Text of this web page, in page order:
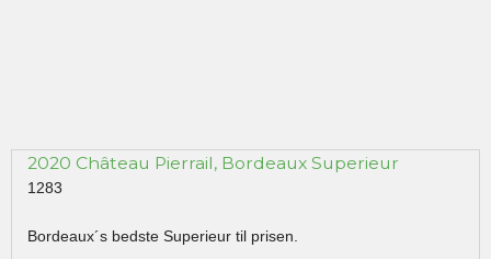
2020 Château Pierrail, Bordeaux Superieur
1283
Bordeaux´s bedste Superieur til prisen.